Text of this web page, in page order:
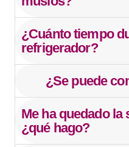
¿Cuánto tiempo
refrigerador?
¿Se puede
Me ha quedado la
¿qué hago?